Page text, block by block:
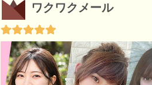
ワクワクメール